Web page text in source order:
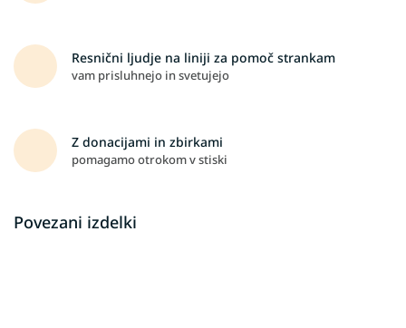
Resnični ljudje na liniji za pomoč strankam
vam prisluhnejo in svetujejo
Z donacijami in zbirkami
pomagamo otrokom v stiski
Povezani izdelki